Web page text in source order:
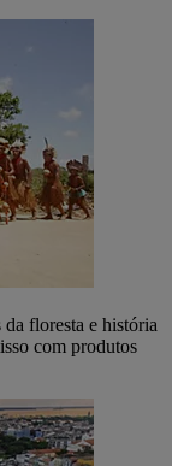
floresta e história
com produtos